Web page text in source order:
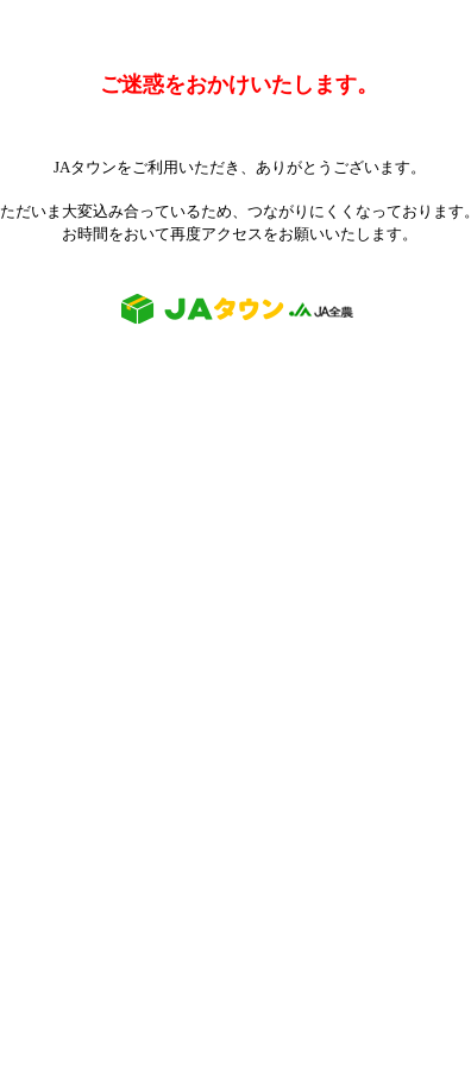
ご迷惑をおかけいたします。
JAタウンをご利用いただき、ありがとうございます。
ただいま大変込み合っているため、つながりにくくなっております。
お時間をおいて再度アクセスをお願いいたします。